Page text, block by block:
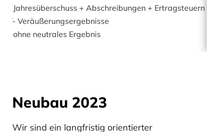
) Jahresüberschuss + Abschreibungen + Ertragsteuern
+/- Veräußerungsergebnisse
) ohne neutrales Ergebnis
Neubau 2023
Wir sind ein langfristig orientierter